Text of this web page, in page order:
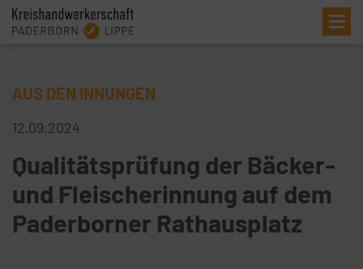
AUS DEN INNUNGEN
12.09.2024
Qualitätsprüfung der Bäcker-
und Fleischerinnung auf dem
Paderborner Rathausplatz